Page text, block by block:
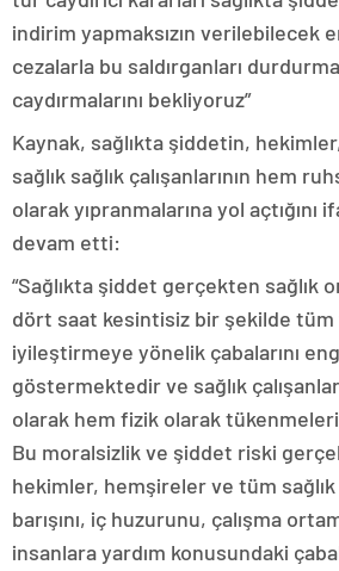
indirim yapmaksızın verilebilecek
cezalarla bu saldırganları
caydırmalarını bekliyoruz”
Kaynak, sağlıkta şiddetin,
sağlık sağlık çalışanlarının hem
olarak yıpranmalarına yol
devam etti:
“Sağlıkta şiddet gerçekten sağlık
dört saat kesintisiz bir şekilde tüm
iyileştirmeye yönelik çabalarını
göstermektedir ve sağlık
olarak hem fizik olarak
Bu moralsizlik ve şiddet riski
hekimler, hemşireler ve tüm sağlık
barışını, iç huzurunu, çalışma
insanlara yardım konusundaki